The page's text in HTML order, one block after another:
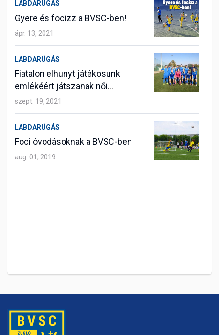
LABDARÚGÁS
Gyere és focizz a BVSC-ben!
ápr. 13, 2021
LABDARÚGÁS
Fiatalon elhunyt játékosunk
emlékéért játszanak női
labdarúgóink
szept. 19, 2021
LABDARÚGÁS
Foci óvodásoknak a BVSC-ben
aug. 01, 2019